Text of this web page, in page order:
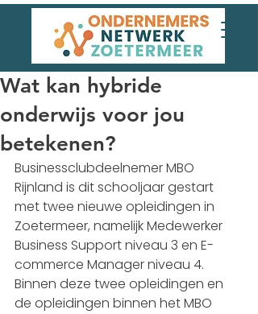
Wat kan hybride
onderwijs voor jou
betekenen?
Businessclubdeelnemer MBO
Rijnland is dit schooljaar gestart
met twee nieuwe opleidingen in
Zoetermeer, namelijk Medewerker
Business Support niveau 3 en E-
commerce Manager niveau 4.
Binnen deze twee opleidingen en
de opleidingen binnen het MBO